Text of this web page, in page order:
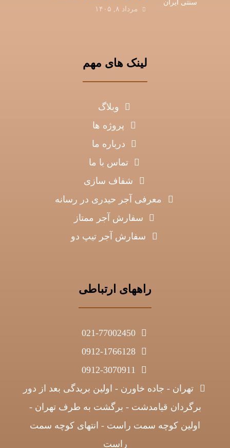
عمده
مرداد ۸, ۱۴۰۵
لینک های مهم
وبلاگ
پروژه ها
درباره ما
تماس با ما
شفاف سازی
معرفی آجر حیدری در رسانه
سفارش آجر ممتاز
سفارش آجر تیپ دو
راههای ارتباطی
021-77002450
0912-1766128
0912-3070911
تهران - جاده خاورن - اولین بریدگی بعد از دور
برگردان قیامدشت - برگشت به طرف تهران -
اولین کوچه سمت راست - انتهای کوچه سمت
راست